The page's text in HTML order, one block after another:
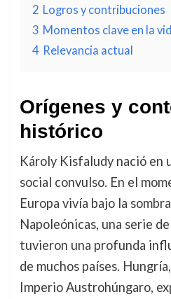
2 Logros y contribuciones
3 Momentos clave en la
4 Relevancia actual
Orígenes y
histórico
Károly Kisfaludy nació en
social convulso. En el
Europa vivía bajo la
Napoleónicas, una serie
tuvieron una profunda
de muchos países.
Imperio Austrohúngaro,